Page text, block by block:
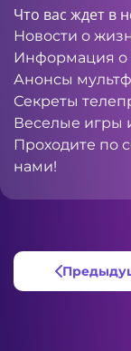
Что вас ждет в
Новости о
Информация о
Анонсы
Секреты
Веселые игры
Проходите по
нами!